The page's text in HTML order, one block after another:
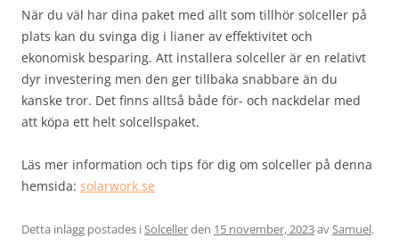
När du väl har dina paket med allt som tillhör solceller på
plats kan du svinga dig i lianer av effektivitet och
ekonomisk besparing. Att installera solceller är en relativt
dyr investering men den ger tillbaka snabbare än du
kanske tror. Det finns alltså både för- och nackdelar med
att köpa ett helt solcellspaket.
Läs mer information och tips för dig om solceller på denna
hemsida: solarwork.se
Detta inlägg postades iSolcellerden 15 november, 2023avSamuel.